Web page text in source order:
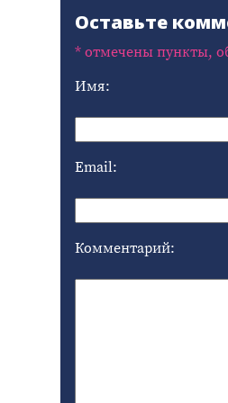
Оставьте
* отмечены пункты,
Имя:
Email:
Комментарий: